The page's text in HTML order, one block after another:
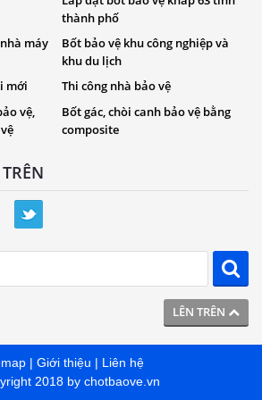
LÊN TRÊN
thành phố
máy Bốt bảo vệ khu công nghiệp và
khu du lịch
mới
Thi công nhà bảo vệ
vệ,
Bốt gác, chòi canh bảo vệ bằng
composite
| Giới thiệu | Liên hệ
2018 by chotbaove.vn